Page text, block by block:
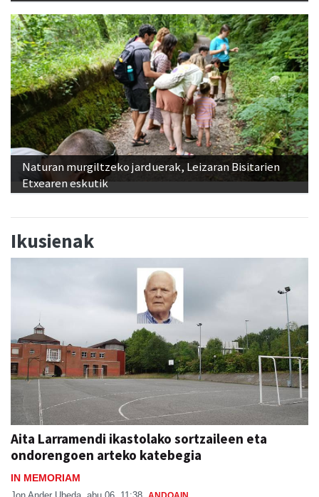
Naturan murgiltzeko jarduerak, Leizaran Bisitarien
Etxearen eskutik
Ikusienak
Aita Larramendi ikastolako sortzaileen eta
ondorengoen arteko katebegia
IN MEMORIAM